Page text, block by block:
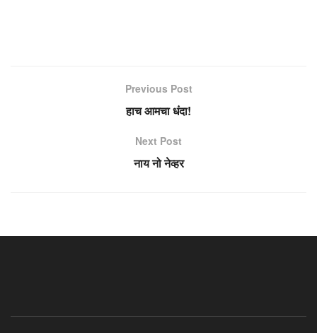
Previous Post
हाच आमचा धंदा!
Next Post
नाय नो नेव्हर